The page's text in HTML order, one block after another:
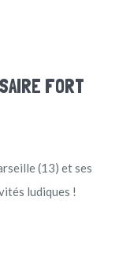
FORT
(13) et ses
ludiques !